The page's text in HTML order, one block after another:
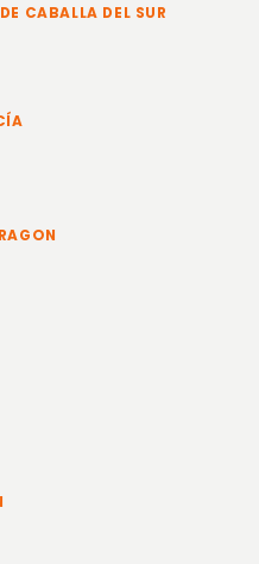
CABALLA DEL SUR